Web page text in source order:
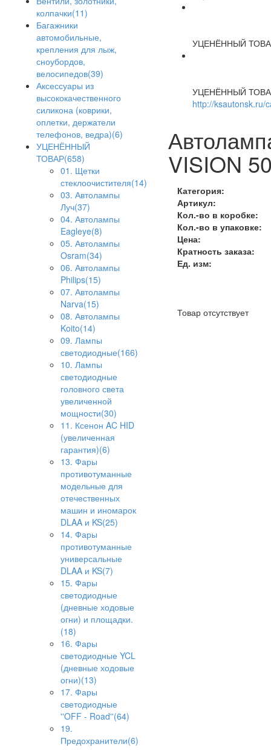
колпачки(11)
Багажники
автомобильные,
крепления для лыж,
сноубордов,
велосипедов(39)
Аксессуары из
высококачественного
силикона (коврики,
оплетки, держатели
телефонов, ведра)(6)
УЦЕНЁННЫЙ
ТОВАР(658)
01. Щетки
стеклоочистителя(14)
03. Автолампы
Луч(37)
04. Автолампы
Eagleye(8)
05. Автолампы
Osram(34)
06. Автолампы
Philips(15)
07. Автолампы
Narva(15)
08. Автолампы
Koito(14)
09. Лампы
светодиодные(166)
10. Лампы
светодиодные
головного света
увеличенной
мощности(30)
11. Ксенон AC HID
(увеличенная
гарантия)(6)
13. Фары
противотуманные
модельные для
отечественных
машин и иномарок
DLAA и KS(25)
14. Фары
противотуманные
универсальные
DLAA и KS(7)
15. Фары
светодиодные
(дневные ходовые
огни) и площадки.
(18)
16. Фары
светодиодные YCL
(дневные ходовые
огни)(13)
17. Фары
светодиодные
''OFF - Road''(64)
19.
Предохранители(6)
УЦЕНЁННЫЙ
УЦЕНЁННЫЙ
http://ksautonsk.ru/
VISION
Категория:
Артикул:
Кол.-во в коробке:
Кол.-во в упаковке:
Цена:
Кратность заказа:
Ед. изм:
Товар отсутствует